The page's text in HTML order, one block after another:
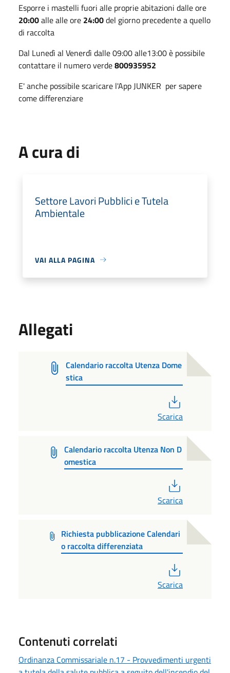
Esporre i mastelli fuori alle proprie abitazioni dalle ore
20:00alle alle ore 24:00del giorno precedente a quello
di raccolta
Dal Lunedì al Venerdì dalle 09:00 alle13:00 è possibile
contattare il numero verde800935952
E' anche possibile scaricare l'App JUNKER per sapere
come differenziare
A cura di
Settore Lavori Pubblici e Tutela
Ambientale
VAI ALLA PAGINA
Allegati
Calendario raccolta Utenza Dome
stica
Scarica
Calendario raccolta Utenza Non D
omestica
Scarica
Richiesta pubblicazione Calendari
o raccolta differenziata
Scarica
Contenuti correlati
Ordinanza Commissariale n.17 - Provvedimenti urgenti